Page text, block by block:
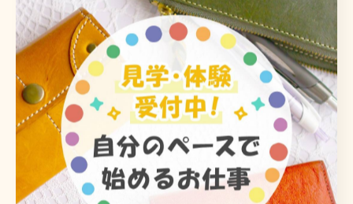
こもり、孤独な不安を抱え込まない環境です✨
「今日のお天気はちょっと重だるいね」「でも、この革
のステッチすごく綺麗に縫えてる🍃」 なないろの作業室
では、その日の体調をみんなで労わり合いながら、スタ
ッフも利用者様も自然に声を掛け合い、お互いの手仕事
を優しく褒め合っています🍀他愛のないおしゃべりを交
わせる仲間がすぐ隣にいることで、張り詰めていた心が
フッと緩み、自律神経も優しく整っていきます💖